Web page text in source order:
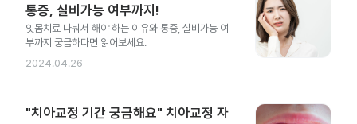
통증, 실비가능 여부까지!
잇몸치료 나눠서 해야 하는 이유와 통증, 실비가능 여
부까지 궁금하다면 읽어보세요.
2024.04.26
"치아교정 기간 궁금해요" 치아교정 자